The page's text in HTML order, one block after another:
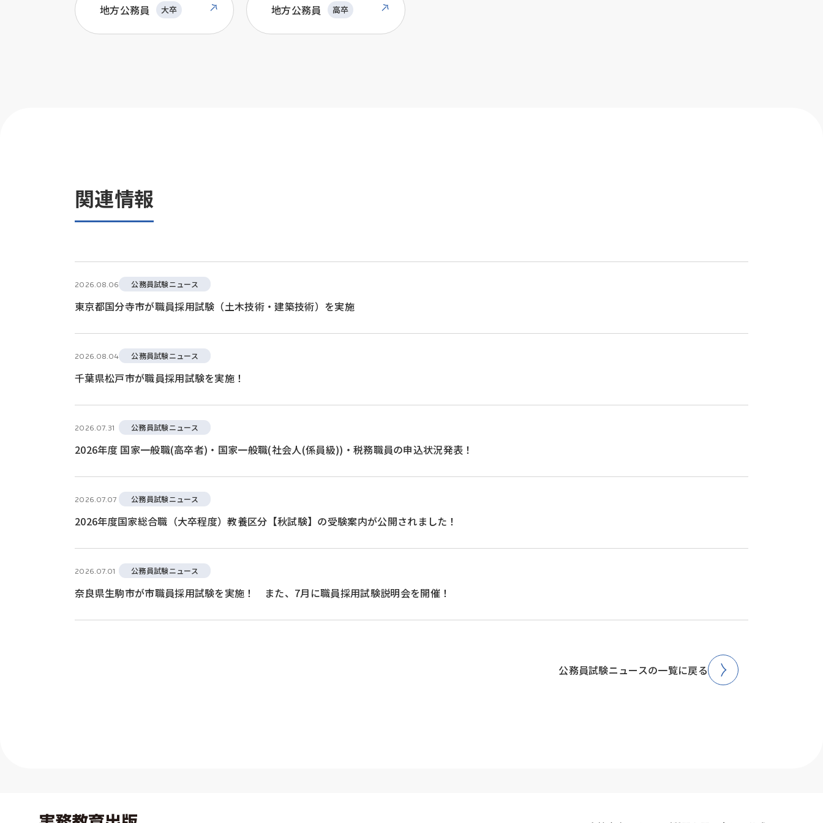
地方公務員 大卒 地方公務員 高卒
関連情報
2026.08.06 公務員試験ニュース
東京都国分寺市が職員採用試験（土木技術・建築技術）を実施
2026.08.04 公務員試験ニュース
千葉県松戸市が職員採用試験を実施！
2026.07.31 公務員試験ニュース
2026年度 国家一般職(高卒者)・国家一般職(社会人(係員級))・税務職員の申込状況発表！
2026.07.07 公務員試験ニュース
2026年度国家総合職（大卒程度）教養区分【秋試験】の受験案内が公開されました！
2026.07.01 公務員試験ニュース
奈良県生駒市が市職員採用試験を実施！ また、7月に職員採用試験説明会を開催！
公務員試験ニュースの一覧に戻る